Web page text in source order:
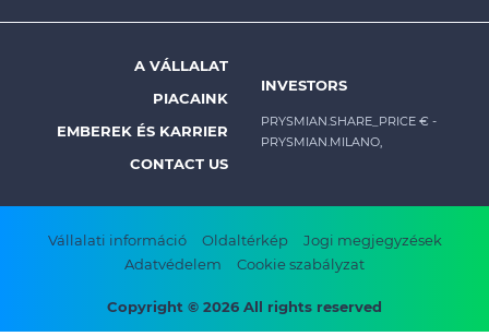
Footer
menu
A VÁLLALAT
PIACAINK
EMBEREK ÉS KARRIER
CONTACT US
INVESTORS
PRYSMIAN.SHARE_PRICE € -
PRYSMIAN.MILANO,
Footer
bottom
menu
Vállalati információ Oldaltérkép
Jogi megjegyzések
Adatvédelem
Cookie szabályzat
Copyright © 2026 All rights reserved